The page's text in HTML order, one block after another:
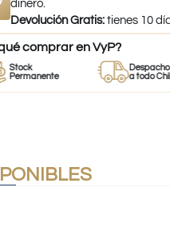
dinero.
Devolución Gratis: tienes 10
comprar en VyP?
Despacho
a todo Chile